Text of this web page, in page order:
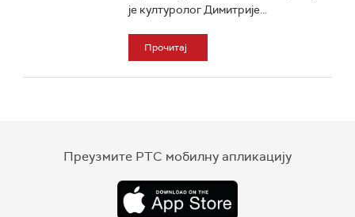
је културолог Димитрије...
Прочитај
Преузмите РТС мобилну апликацију